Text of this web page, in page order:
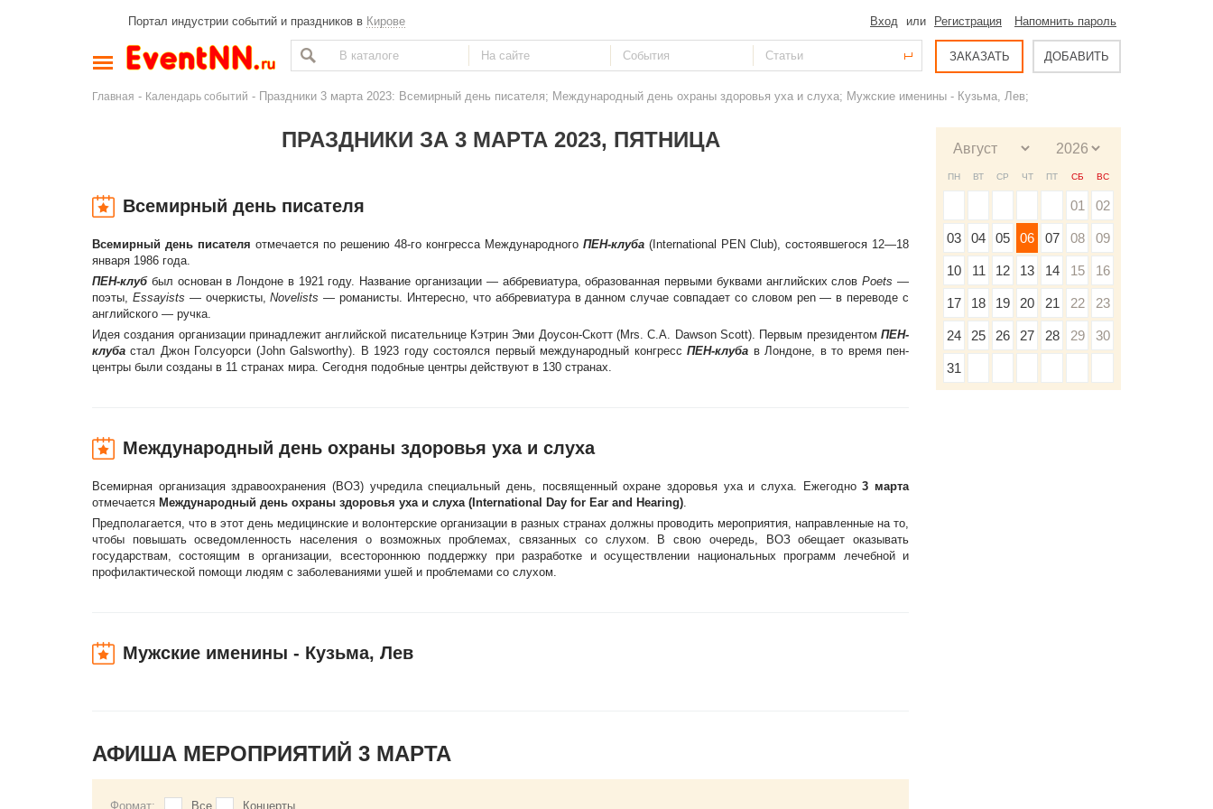
Портал индустрии событий и праздников в Кирове Вход или Регистрация Напомнить пароль
ЗАКАЗАТЬ ДОБАВИТЬ
Главная - Календарь событий - Праздники 3 марта 2023: Всемирный день писателя; Международный день охраны здоровья уха и слуха; Мужские именины - Кузьма, Лев;
ПРАЗДНИКИ ЗА 3 МАРТА 2023, ПЯТНИЦА
Всемирный день писателя
Всемирный день писателя отмечается по решению 48-го конгресса Международного ПЕН-клуба (International PEN Club), состоявшегося 12—18
января 1986 года.
ПЕН-клуббыл основан в Лондоне в 1921 году. Название организации — аббревиатура, образованная первыми буквами английских словPoets —
поэты, Essayists — очеркисты,Novelists — романисты. Интересно, что аббревиатура в данном случае совпадает со словом pen — в переводе с
английского — ручка.
Идея создания организации принадлежит английской писательнице Кэтрин Эми Доусон-Скотт (Mrs. C.A. Dawson Scott). Первым президентом ПЕН-
клуба стал Джон Голсуорси (John Galsworthy). В 1923 году состоялся первый международный конгрессПЕН-клуба в Лондоне, в то время пен-
центры были созданы в 11 странах мира. Сегодня подобные центры действуют в 130 странах.
Международный день охраны здоровья уха и слуха
Всемирная организация здравоохранения (ВОЗ) учредила специальный день, посвященный охране здоровья уха и слуха. Ежегодно3 марта
отмечается Международный день охраны здоровья уха и слуха (International Day for Ear and Hearing).
Предполагается, что в этот день медицинские и волонтерские организации в разных странах должны проводить мероприятия, направленные на то,
чтобы повышать осведомленность населения о возможных проблемах, связанных со слухом. В свою очередь, ВОЗ обещает оказывать
государствам, состоящим в организации, всестороннюю поддержку при разработке и осуществлении национальных программ лечебной и
профилактической помощи людям с заболеваниями ушей и проблемами со слухом.
Мужские именины - Кузьма, Лев
АФИША МЕРОПРИЯТИЙ 3 МАРТА
Формат: Все Концерты
ПН ВТ СР ЧТ ПТ СБ ВС
01 02
03 04 05 06 07 08 09
10 11 12 13 14 15 16
17 18 19 20 21 22 23
24 25 26 27 28 29 30
31